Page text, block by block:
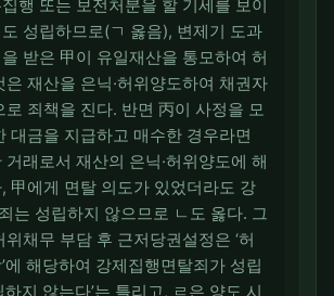
행 또는 보전처분을 할 기세를 보이
성립하므로(ㄱ 옳음), 변제기 도과
받은 甲이 유일재산을 통모하여 허
은 재산을 은닉·허위양도하여 채권자
로 죄책을 진다. 반면 丙이 사정을 모
대금을 지급하고 매수한 경우라면
거래로서 재산의 은닉·허위양도에 해
甲에게 면탈 의도가 있었더라도 강
는 성립하지 않으므로 ㄴ도 옳다. 그
위채무 부담 후 근저당권설정은 ‘허
에 해당하여 강제집행면탈죄가 성립
하지 않는다’는 틀리고, ㄹ은 양도 시